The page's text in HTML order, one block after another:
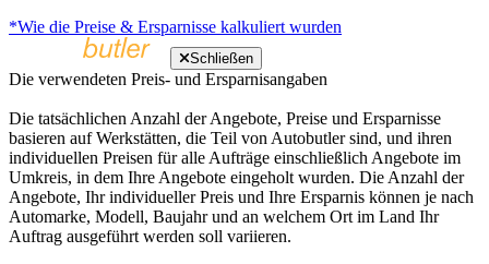
*Wie die Preise & Ersparnisse kalkuliert wurden
Schließen
Die verwendeten Preis- und Ersparnisangaben
Die tatsächlichen Anzahl der Angebote, Preise und Ersparnisse
basieren auf Werkstätten, die Teil von Autobutler sind, und ihren
individuellen Preisen für alle Aufträge einschließlich Angebote im
Umkreis, in dem Ihre Angebote eingeholt wurden. Die Anzahl der
Angebote, Ihr individueller Preis und Ihre Ersparnis können je nach
Automarke, Modell, Baujahr und an welchem Ort im Land Ihr
Auftrag ausgeführt werden soll variieren.